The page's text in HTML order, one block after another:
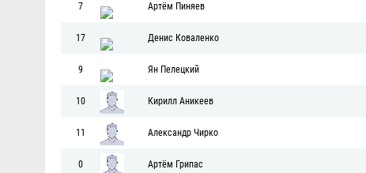
7 Артём Пиняев
17 Денис Коваленко
9 Ян Пелецкий
10 Кирилл Аникеев
11 Александр Чирко
0 Артём Грипас